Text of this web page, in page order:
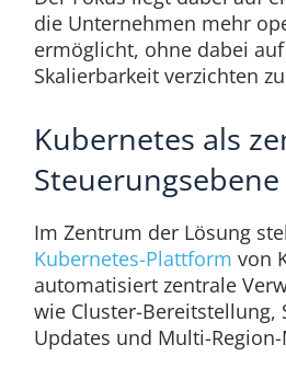
die Unternehmen mehr
ermöglicht, ohne dabei
Skalierbarkeit verzichten
Kubernetes als
Steuerungsebene
Im Zentrum der Lösung
Kubernetes-Plattform von
automatisiert zentrale
wie Cluster-Bereitstellung,
Updates und Multi-